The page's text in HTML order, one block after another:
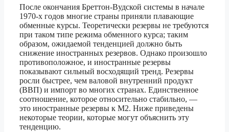
После окончания Бреттон-Вудской системы в начале
1970-х годов многие страны приняли плавающие
обменные курсы. Теоретически резервы не требуются
при таком типе режима обменного курса; таким
образом, ожидаемой тенденцией должно быть
снижение иностранных резервов. Однако произошло
противоположное, и иностранные резервы
показывают сильный восходящий тренд. Резервы
росли быстрее, чем валовой внутренний продукт
(ВВП) и импорт во многих странах. Единственное
соотношение, которое относительно стабильно, —
это иностранные резервы к M2. Ниже приведены
некоторые теории, которые могут объяснить эту
тенденцию.